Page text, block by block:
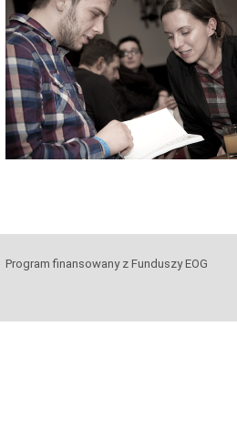
Program finansowany z Funduszy EOG